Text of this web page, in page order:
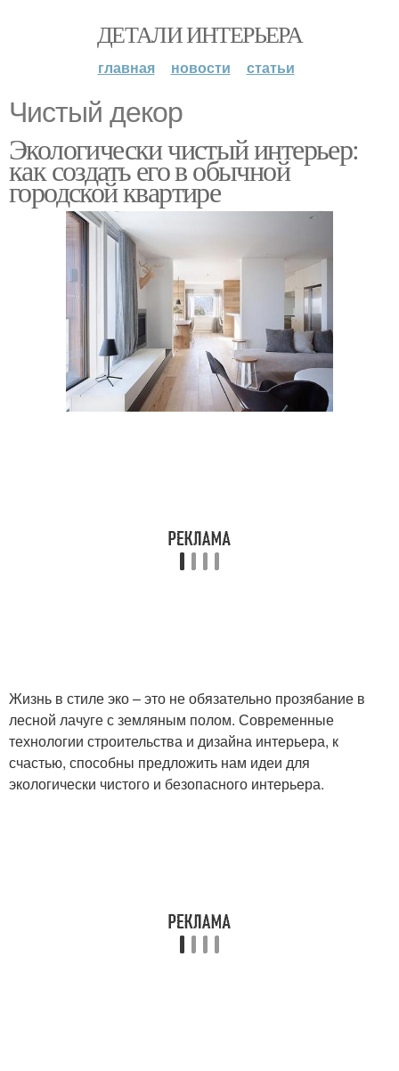
ДЕТАЛИ ИНТЕРЬЕРА
главная новости статьи
Чистый декор
Экологически чистый интерьер:
как создать его в обычной
городской квартире
Жизнь в стиле эко – это не обязательно прозябание в
лесной лачуге с земляным полом. Современные
технологии строительства и дизайна интерьера, к
счастью, способны предложить нам идеи для
экологически чистого и безопасного интерьера.